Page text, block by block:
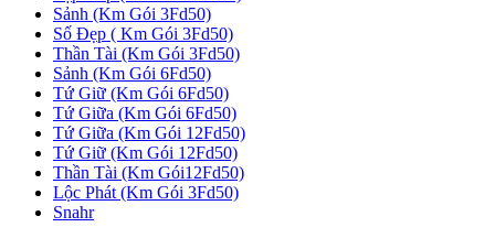
Sảnh (Km Gói 3Fd50)
Số Đẹp ( Km Gói 3Fd50)
Thần Tài (Km Gói 3Fd50)
Sảnh (Km Gói 6Fd50)
Tứ Giữ (Km Gói 6Fd50)
Tứ Giữa (Km Gói 6Fd50)
Tứ Giữa (Km Gói 12Fd50)
Tứ Giữ (Km Gói 12Fd50)
Thần Tài (Km Gói12Fd50)
Lộc Phát (Km Gói 3Fd50)
Snahr